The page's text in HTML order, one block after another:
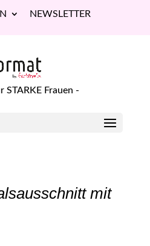
NEWSLETTER
STARKE Frauen -
mit